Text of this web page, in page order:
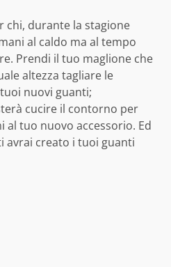
chi, durante la stagione
al caldo ma al tempo
Prendi il tuo maglione che
altezza tagliare le
nuovi guanti;
cucire il contorno per
al tuo nuovo accessorio. Ed
avrai creato i tuoi guanti